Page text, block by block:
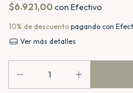
$6.921,00 con Efectivo
10% de descuento pagando con
Ver más detalles